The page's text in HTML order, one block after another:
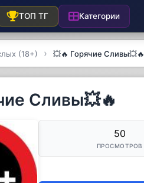
ТОП ТГ Категории
(18+) 💥🔥 Горячие Сливы💥🔥
Сливы💥🔥
50
ПРОСМОТРОВ